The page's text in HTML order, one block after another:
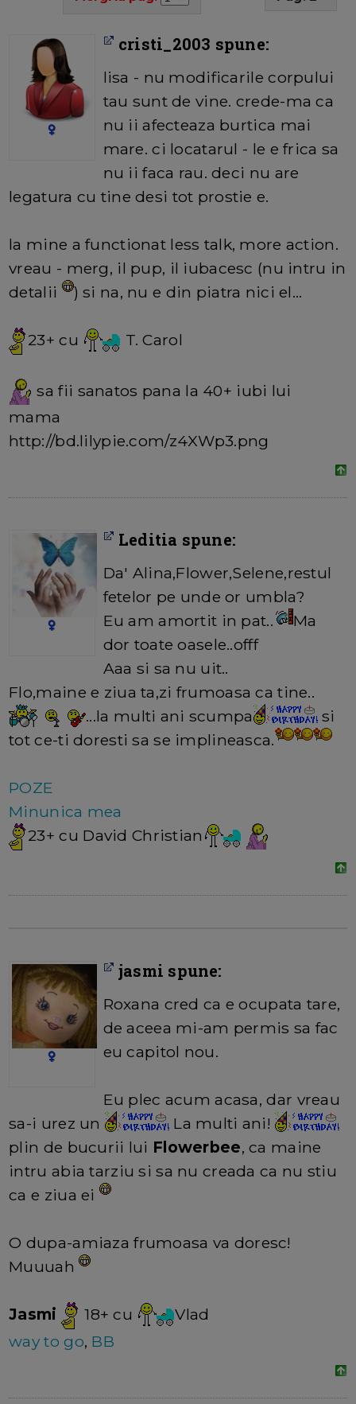
cristi_2003 spune:
lisa - nu modificarile corpului
tau sunt de vine. crede-ma ca
nu ii afecteaza burtica mai
mare. ci locatarul - le e frica sa
nu ii faca rau. deci nu are
legatura cu tine desi tot prostie e.
la mine a functionat less talk, more action.
vreau - merg, il pup, il iubacesc (nu intru in
detalii
) si na, nu e din piatra nici el...
23+ cu T. Carol
sa fii sanatos pana la 40+ iubi lui
mama
http://bd.lilypie.com/z4XWp3.png
Leditia spune:
Da' Alina,Flower,Selene,restul
fetelor pe unde or umbla?
Eu am amortit in pat..
Ma
dor toate oasele..offf
Aaa si sa nu uit..
Flo,maine e ziua ta,zi frumoasa ca tine..
...la multi ani scumpa
si
tot ce-ti doresti sa se implineasca.
POZE
Minunica mea
23+ cu David Christian
jasmi spune:
Roxana cred ca e ocupata tare,
de aceea mi-am permis sa fac
eu capitol nou.
Eu plec acum acasa, dar vreau
sa-i urez un
La multi ani!
plin de bucurii lui Flowerbee, ca maine
intru abia tarziu si sa nu creada ca nu stiu
ca e ziua ei
O dupa-amiaza frumoasa va doresc!
Muuuah
Jasmi 18+ cu
Vlad
way to go, BB